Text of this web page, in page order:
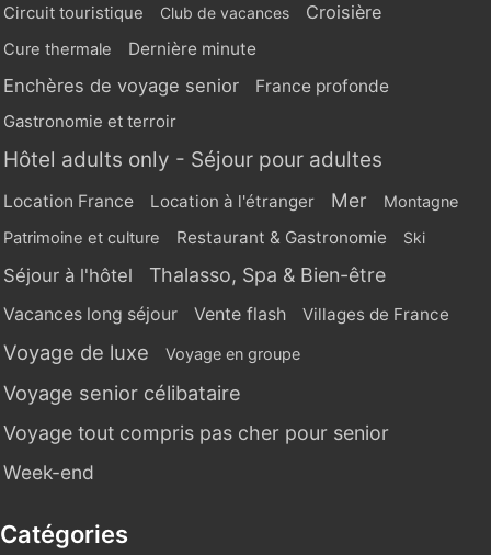
Circuit touristique
Club de vacances Croisière
Cure thermale Dernière minute
Enchères de voyage senior
France profonde
Gastronomie et terroir
Hôtel adults only - Séjour pour adultes
Location France Location à l'étranger Mer Montagne
Patrimoine et culture Restaurant & Gastronomie Ski
Séjour à l'hôtel Thalasso, Spa & Bien-être
Vacances long séjour Vente flash Villages de France
Voyage de luxe Voyage en groupe
Voyage senior célibataire
Voyage tout compris pas cher pour senior
Week-end
Catégories